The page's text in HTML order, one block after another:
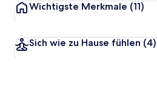
Wichtigste Merkmale (11)
Sich wie zu Hause fühlen (4)